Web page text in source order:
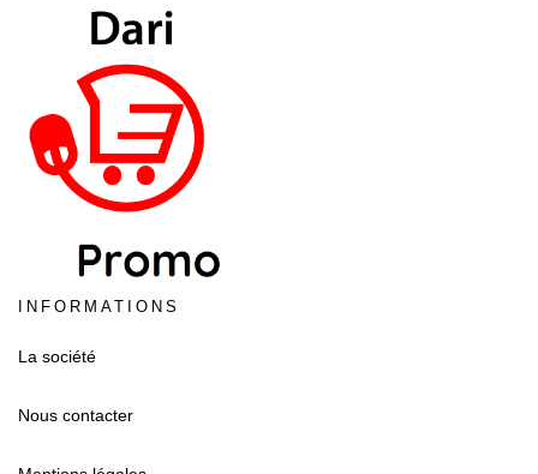
INFORMATIONS
La société
Nous contacter